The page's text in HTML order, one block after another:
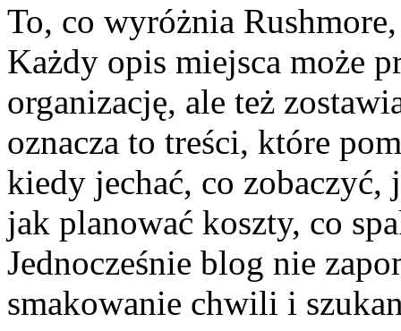
To, co wyróżnia
Każdy opis miejsca może
organizację, ale też
oznacza to treści, które
kiedy jechać, co zobaczyć,
jak planować koszty, co
Jednocześnie blog nie
smakowanie chwili i